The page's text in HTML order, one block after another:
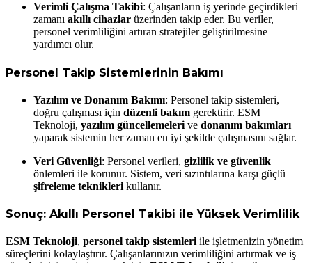
Verimli Çalışma Takibi: Çalışanların iş yerinde geçirdikleri
zamanı akıllı cihazlar üzerinden takip eder. Bu veriler,
personel verimliliğini artıran stratejiler geliştirilmesine
yardımcı olur.
Personel Takip Sistemlerinin Bakımı
Yazılım ve Donanım Bakımı: Personel takip sistemleri,
doğru çalışması için düzenli bakım gerektirir. ESM
Teknoloji, yazılım güncellemeleri ve donanım bakımları
yaparak sistemin her zaman en iyi şekilde çalışmasını sağlar.
Veri Güvenliği: Personel verileri, gizlilik ve güvenlik
önlemleri ile korunur. Sistem, veri sızıntılarına karşı güçlü
şifreleme teknikleri kullanır.
Sonuç: Akıllı Personel Takibi ile Yüksek Verimlilik
ESM Teknoloji, personel takip sistemleriile işletmenizin yönetim
süreçlerini kolaylaştırır. Çalışanlarınızın verimliliğini artırmak ve iş